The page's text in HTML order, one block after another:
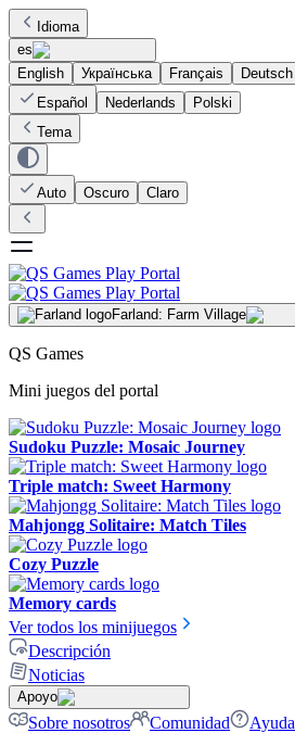
Idioma
es
English
Українська Français Deutsch
Español
Nederlands
Polski
Tema
Auto Oscuro Claro
Farland: Farm Village
QS Games
Mini juegos del portal
Sudoku Puzzle: Mosaic Journey
Triple match: Sweet Harmony
Mahjongg Solitaire: Match Tiles
Cozy Puzzle
Memory cards
Ver todos los minijuegos
Descripción
Noticias
Apoyo
Sobre nosotros Comunidad Ayuda